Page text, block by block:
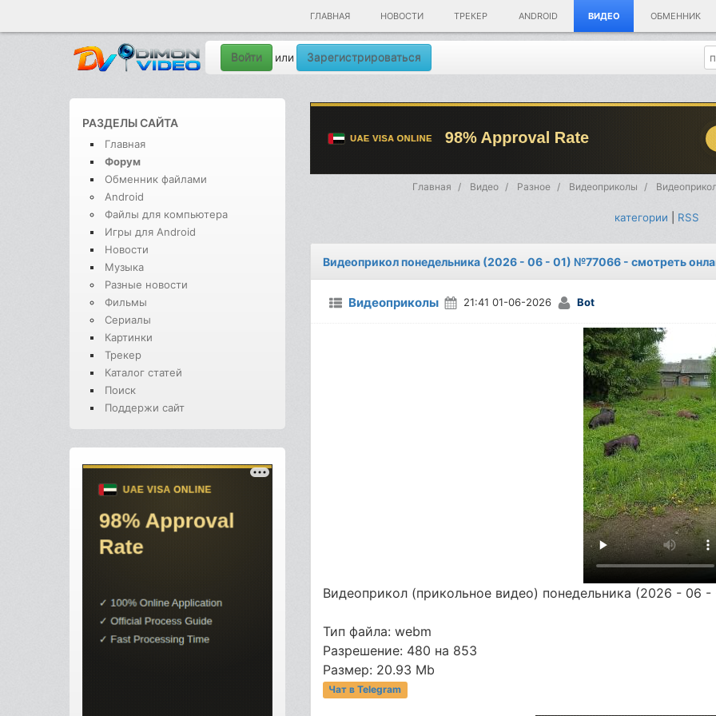
ГЛАВНАЯ НОВОСТИ ТРЕКЕР ANDROID ВИДЕО ОБМЕННИК
Войти или Зарегистрироваться
РАЗДЕЛЫ САЙТА
Главная
Форум
Обменник файлами
Android
Файлы для компьютера
Игры для Android
Новости
Музыка
Разные новости
Фильмы
Сериалы
Картинки
Трекер
Каталог статей
Поиск
Поддержи сайт
Главная Видео Разное Видеоприколы
категории RSS
Видеоприкол понедельника (2026 - 06 - 01) №77066 - смотреть
Видеоприколы 21:41 01-06-2026 Bot
Видеоприкол (прикольное видео) понедельника (2026 - 06 -
Тип файла: webm
Разрешение: 480 на 853
Размер: 20.93 Mb
Чат в Telegram